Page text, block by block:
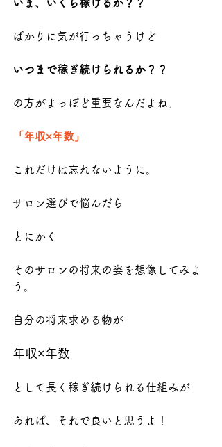
いま、いくら稼げるか？？
ばかりに気が行っちゃうけど
いつまで稼ぎ続けられるか？？
の方がよっぽど重要なんだよね。
「年収×年数」
これだけは忘れないように。
サロン選びで悩んだら
とにかく
そのサロンの将来の姿を想像してみよ
う。
自分の将来求める物が
年収×年数
として長く稼ぎ続けられる仕組みが
あれば、それで良いと思うよ！